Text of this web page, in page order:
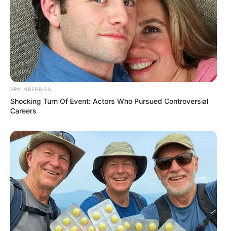
comunidades, sobretudo em áreas com maior vulnerabilidade
social.
BRAINBERRIES
Shocking Turn Of Event: Actors Who Pursued Controversial
Careers